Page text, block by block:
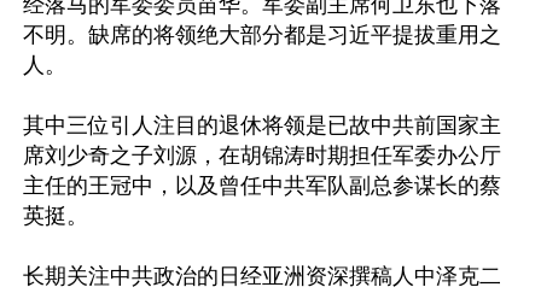
经落马的军委委员苗华。军委副主席何卫东也下落
不明。缺席的将领绝大部分都是习近平提拔重用之
人。
其中三位引人注目的退休将领是已故中共前国家主
席刘少奇之子刘源，在胡锦涛时期担任军委办公厅
主任的王冠中，以及曾任中共军队副总参谋长的蔡
英挺。
长期关注中共政治的日经亚洲资深撰稿人中泽克二